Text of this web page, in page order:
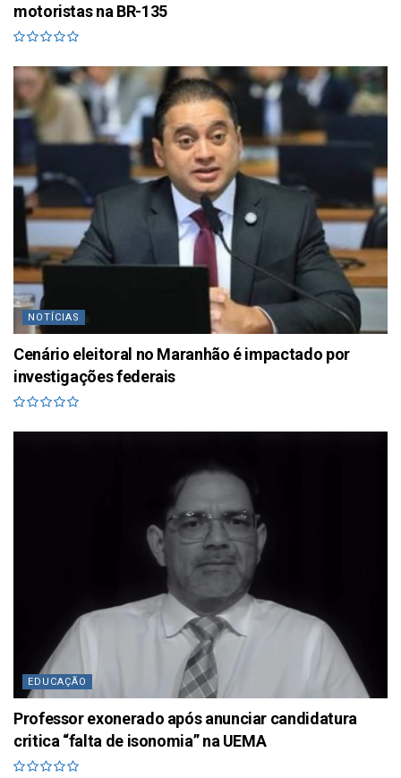
motoristas na BR-135
NOTÍCIAS
Cenário eleitoral no Maranhão é impactado por
investigações federais
EDUCAÇÃO
Professor exonerado após anunciar candidatura
critica “falta de isonomia” na UEMA